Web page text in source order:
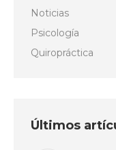
Noticias
Psicología
Quiropráctica
Últimos